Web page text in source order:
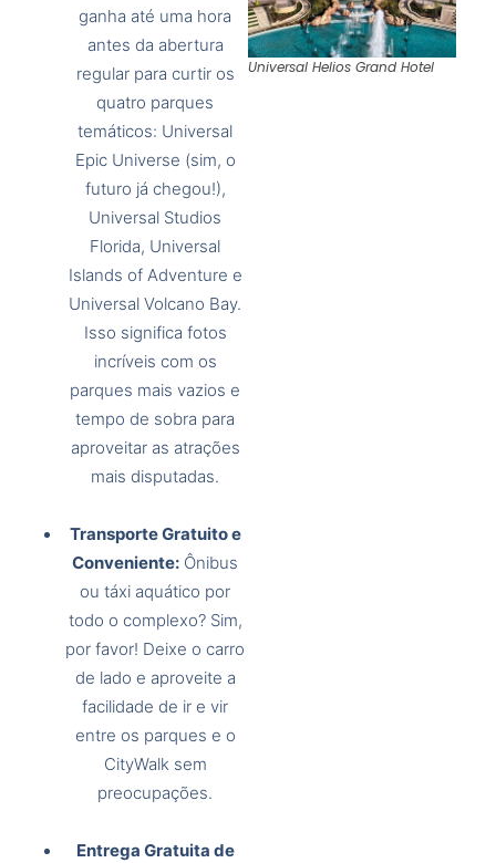
ganha até uma hora
antes da abertura
regular para curtir os
quatro parques
temáticos: Universal
Epic Universe (sim, o
futuro já chegou!),
Universal Studios
Florida, Universal
Islands of Adventure e
Universal Volcano Bay.
Isso significa fotos
incríveis com os
parques mais vazios e
tempo de sobra para
aproveitar as atrações
mais disputadas.
Transporte Gratuito e
Conveniente: Ônibus
ou táxi aquático por
todo o complexo? Sim,
por favor! Deixe o carro
de lado e aproveite a
facilidade de ir e vir
entre os parques e o
CityWalk sem
preocupações.
Entrega Gratuita de
Universal Helios Grand Hotel